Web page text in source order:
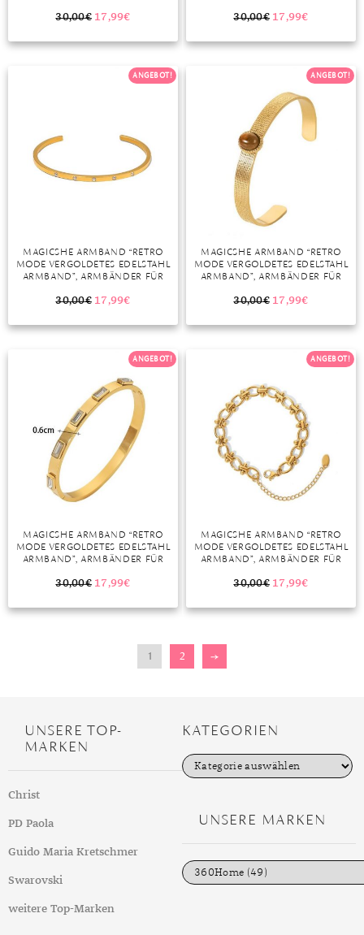
GESCHENKIDEE
30,00€ 17,99€
GESCHENKIDEE
30,00€ 17,99€
ANGEBOT!
MAGICSHE ARMBAND “RETRO
MODE VERGOLDETES EDELSTAHL
ARMBAND”, ARMBÄNDER FÜR
GESCHENKIDEE
30,00€ 17,99€
ANGEBOT!
MAGICSHE ARMBAND “RETRO
MODE VERGOLDETES EDELSTAHL
ARMBAND”, ARMBÄNDER FÜR
GESCHENKIDEE
30,00€ 17,99€
ANGEBOT!
MAGICSHE ARMBAND “RETRO
MODE VERGOLDETES EDELSTAHL
ARMBAND”, ARMBÄNDER FÜR
GESCHENKIDEE
30,00€ 17,99€
ANGEBOT!
MAGICSHE ARMBAND “RETRO
MODE VERGOLDETES EDELSTAHL
ARMBAND”, ARMBÄNDER FÜR
GESCHENKIDEE
30,00€ 17,99€
1 2 →
UNSERE TOP-
MARKEN
Christ
PD Paola
Guido Maria Kretschmer
Swarovski
weitere Top-Marken
KATEGORIEN
K
a
e
n
UNSERE MARKEN